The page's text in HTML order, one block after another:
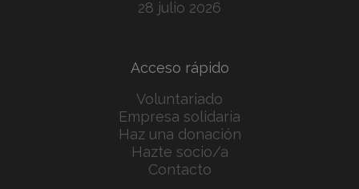
28 julio 2026
Acceso rápido
Voluntariado
Empresa solidaria
Haz una donación
Hazte socio/a
Contacto